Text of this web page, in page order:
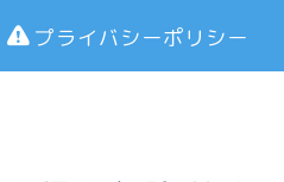
プライバシーポリシー